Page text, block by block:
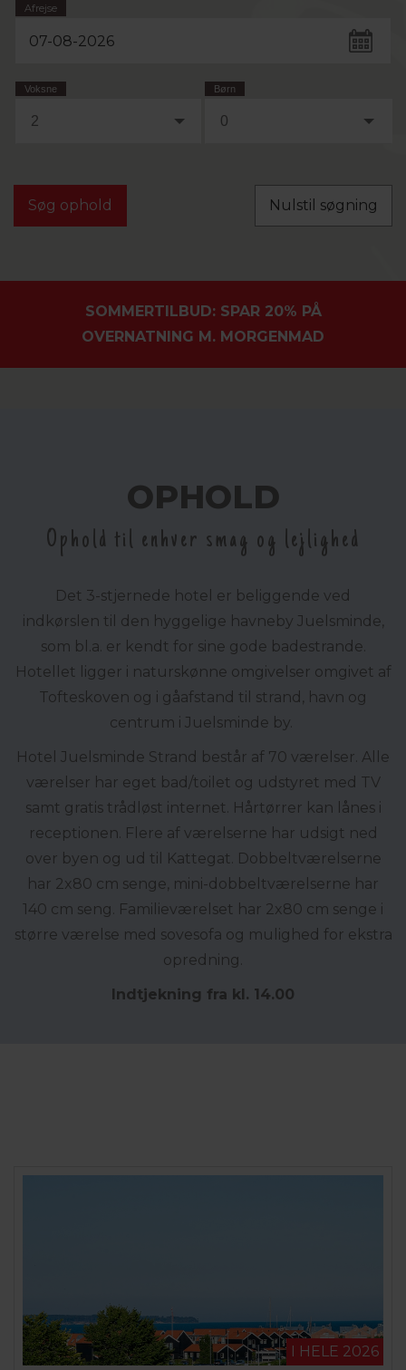
Afrejse
Voksne
2
Børn
0
Nulstil søgning
SOMMERTILBUD: SPAR 20% PÅ
OVERNATNING M. MORGENMAD
OPHOLD
Ophold til enhver smag og lejlighed
Det 3-stjernede hotel er beliggende ved
indkørslen til den hyggelige havneby Juelsminde,
som bl.a. er kendt for sine gode badestrande.
Hotellet ligger i naturskønne omgivelser omgivet af
Tofteskoven og i gåafstand til strand, havn og
centrum i Juelsminde by.
Hotel Juelsminde Strand består af 70 værelser. Alle
værelser har eget bad/toilet og udstyret med TV
samt gratis trådløst internet. Hårtørrer kan lånes i
receptionen. Flere af værelserne har udsigt ned
over byen og ud til Kattegat. Dobbeltværelserne
har 2x80 cm senge, mini-dobbeltværelserne har
140 cm seng. Familieværelset har 2x80 cm senge i
større værelse med sovesofa og mulighed for ekstra
opredning.
Indtjekning fra kl. 14.00
I HELE 2026